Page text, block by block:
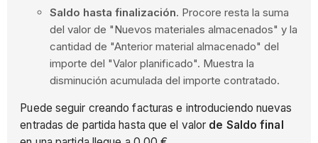
Saldo hasta finalización. Procore resta la suma
del valor de "Nuevos materiales almacenados" y la
cantidad de "Anterior material almacenado" del
importe del "Valor planificado". Muestra la
disminución acumulada del importe contratado.
Puede seguir creando facturas e introduciendo nuevas
entradas de partida hasta que el valor de Saldo final